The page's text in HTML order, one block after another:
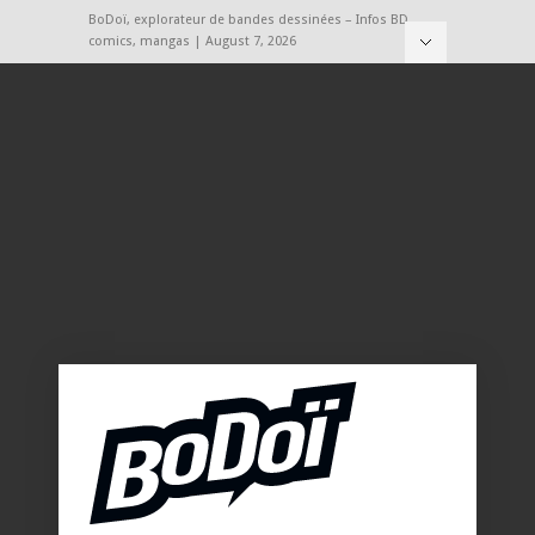
BoDoï, explorateur de bandes dessinées – Infos BD,
comics, mangas | August 7, 2026